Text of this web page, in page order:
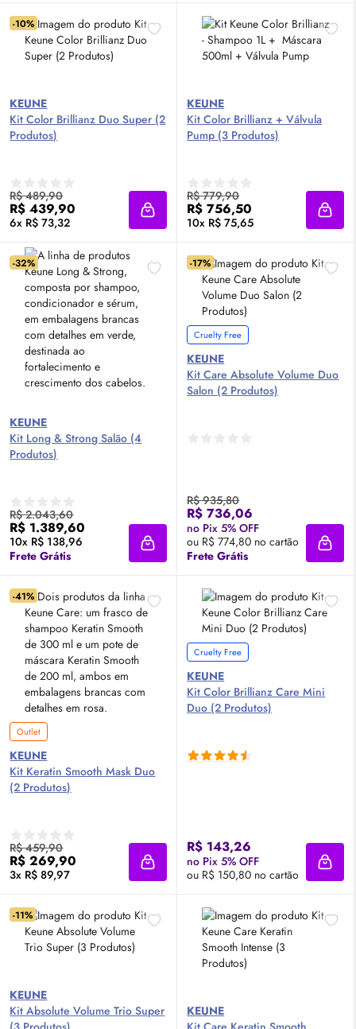
-10%
KEUNE
Kit Color Brillianz Duo Super (2
Produtos)
R$ 489,90
R$ 439,90
6x R$ 73,32 Adicionar à sacola
KEUNE
Kit Color Brillianz + Válvula
Pump (3 Produtos)
R$ 779,90
R$ 756,50
10x R$ 75,65
-32%
KEUNE
Kit Long & Strong Salão (4
Produtos)
R$ 2.043,60
R$ 1.389,60
10x R$ 138,96
Frete Grátis
Adicionar à sacola
-17%
Cruelty Free
KEUNE
Kit Care Absolute Volume Duo
Salon (2 Produtos)
R$ 935,80
R$ 736,06
no Pix 5% OFF
ou R$ 774,80 no cartão
Frete Grátis
-41%
Outlet
KEUNE
Kit Keratin Smooth Mask Duo
(2 Produtos)
R$ 459,90
R$ 269,90
3x R$ 89,97 Adicionar à sacola
Cruelty Free
KEUNE
Kit Color Brillianz Care Mini
Duo (2 Produtos)
R$ 143,26
no Pix 5% OFF
ou R$ 150,80 no cartão
-11%
KEUNE
Kit Absolute Volume Trio Super
KEUNE